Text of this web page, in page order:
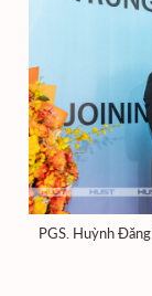
PGS. Huỳnh